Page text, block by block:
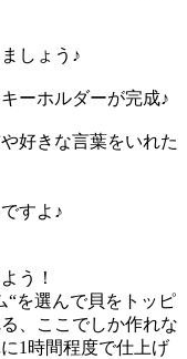
しょう♪
ーホルダーが完成♪
好きな言葉をいれた
すよ♪
う！
“を選んで貝をトッピ
、ここでしか作れな
1時間程度で仕上げ